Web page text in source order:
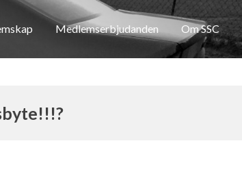
Medlemserbjudanden Om SSC